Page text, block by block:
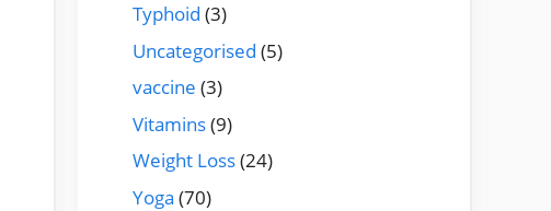
Typhoid (3)
Uncategorised (5)
vaccine (3)
Vitamins(9)
Weight Loss(24)
Yoga (70)